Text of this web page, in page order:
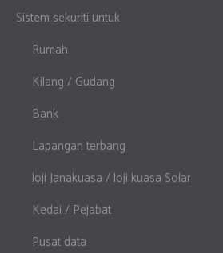
Sistem sekuriti untuk
Rumah
Kilang / Gudang
Bank
Lapangan terbang
loji Janakuasa / loji kuasa Solar
Kedai / Pejabat
Pusat data